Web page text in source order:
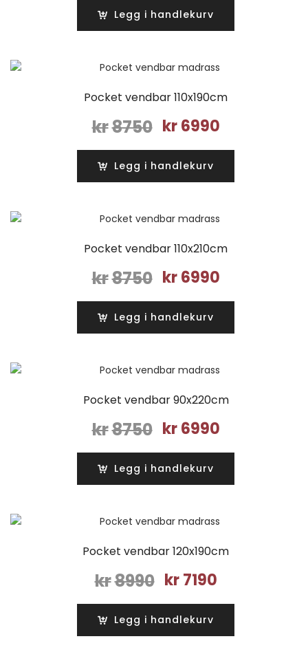
var:
kr8750. kr6990.
Legg i handlekurv
Pocket vendbar 110x190cm
kr8750
Opprinnelig
var:
kr8750.
kr 6990Nåværende
kr6990.
Legg i handlekurv
Pocket vendbar 110x210cm
kr8750
Opprinnelig
var:
kr8750.
kr 6990Nåværende
kr6990.
Legg i handlekurv
Pocket vendbar 90x220cm
kr8750
Opprinnelig
var:
kr8750.
kr 6990Nåværende
kr6990.
Legg i handlekurv
Pocket vendbar 120x190cm
kr8990
Opprinnelig
var:
kr8990.
kr 7190Nåværende
kr7190.
Legg i handlekurv